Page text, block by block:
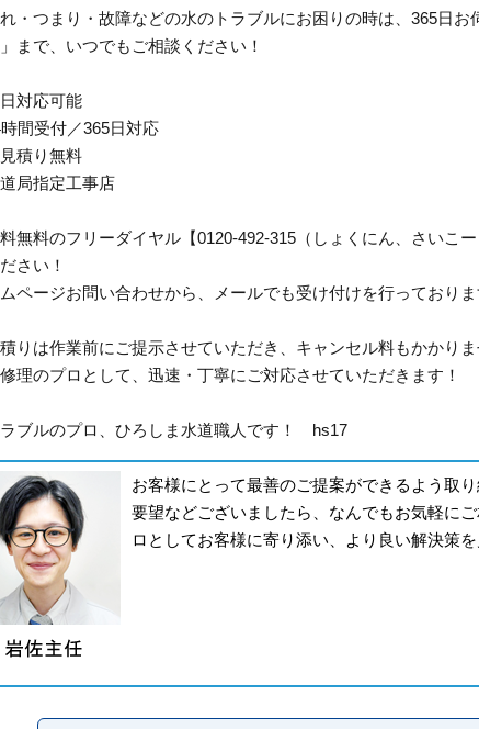
・つまり・故障などの水のトラブルにお困りの時は、365日お
まで、いつでもご相談ください！
対応可能
間受付／365日対応
積り無料
局指定工事店
無料のフリーダイヤル【0120-492-315（しょくにん、さいこ
さい！
ページお問い合わせから、メールでも受け付けを行っておりま
りは作業前にご提示させていただき、キャンセル料もかかりま
理のプロとして、迅速・丁寧にご対応させていただきます！
ブルのプロ、ひろしま水道職人です！ hs17
お客様にとって最善のご提案ができるよう取
要望などございましたら、なんでもお気軽に
ロとしてお客様に寄り添い、より良い解決策を